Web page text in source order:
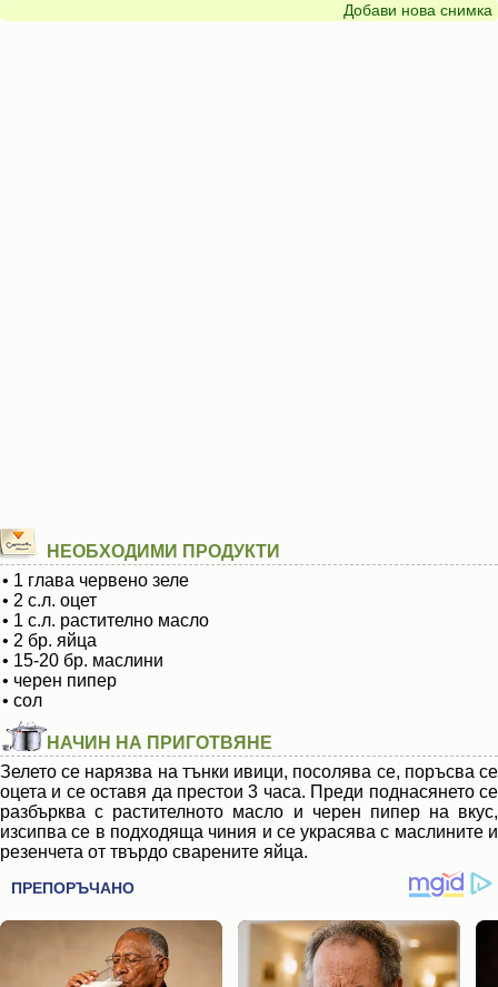
Добави нова снимка
НЕОБХОДИМИ ПРОДУКТИ
• 1 глава червено зеле
• 2 с.л. оцет
• 1 с.л. растително масло
• 2 бр. яйца
• 15-20 бр. маслини
• черен пипер
• сол
НАЧИН НА ПРИГОТВЯНЕ
Зелето се нарязва на тънки ивици, посолява се, поръсва се
оцета и се оставя да престои 3 часа. Преди поднасянето се
разбърква с растителното масло и черен пипер на вкус,
изсипва се в подходяща чиния и се украсява с маслините и
резенчета от твърдо сварените яйца.